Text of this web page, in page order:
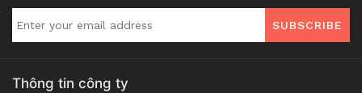
SUBSCRIBE
Thông tin công ty